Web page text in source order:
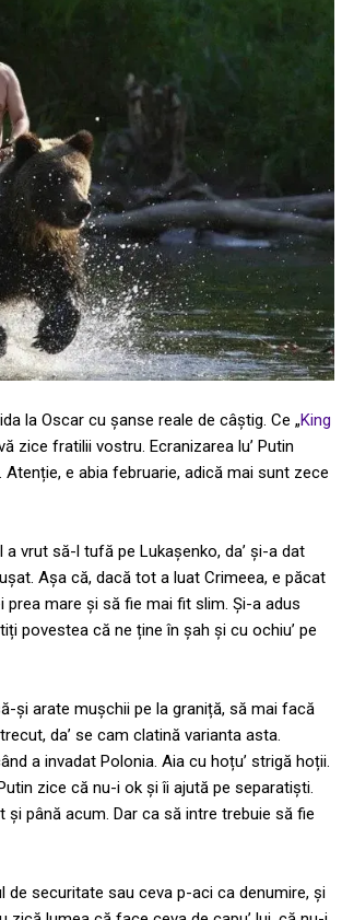
la Oscar cu șanse reale de câștig. Ce „King
zice fratilii vostru. Ecranizarea lu’ Putin
e abia februarie, adică mai sunt zece
vrut să-l tufă pe Lukașenko, da’ și-a dat
Așa că, dacă tot a luat Crimeea, e păcat
mare și să fie mai fit slim. Și-a adus
povestea că ne ține în șah și cu ochiu’ pe
și arate mușchii pe la graniță, să mai facă
da’ se cam clatină varianta asta.
a invadat Polonia. Aia cu hoțu’ strigă hoții.
zice că nu-i ok și îi ajută pe separatiști.
până acum. Dar ca să intre trebuie să fie
securitate sau ceva p-aci ca denumire, și